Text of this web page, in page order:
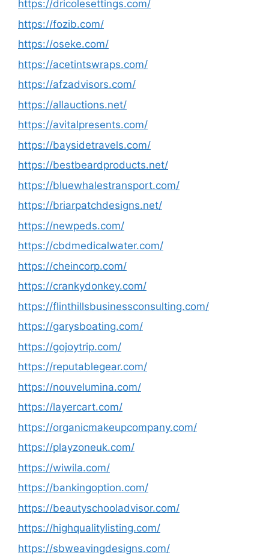
https://dricolesettings.com/
https://fozib.com/
https://oseke.com/
https://acetintswraps.com/
https://afzadvisors.com/
https://allauctions.net/
https://avitalpresents.com/
https://baysidetravels.com/
https://bestbeardproducts.net/
https://bluewhalestransport.com/
https://briarpatchdesigns.net/
https://newpeds.com/
https://cbdmedicalwater.com/
https://cheincorp.com/
https://crankydonkey.com/
https://flinthillsbusinessconsulting.com/
https://garysboating.com/
https://gojoytrip.com/
https://reputablegear.com/
https://nouvelumina.com/
https://layercart.com/
https://organicmakeupcompany.com/
https://playzoneuk.com/
https://wiwila.com/
https://bankingoption.com/
https://beautyschooladvisor.com/
https://highqualitylisting.com/
https://sbweavingdesigns.com/